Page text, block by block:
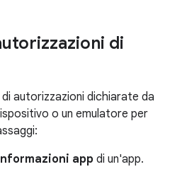
di
di autorizzazioni dichiarate da
o un emulatore per
app di un'app.